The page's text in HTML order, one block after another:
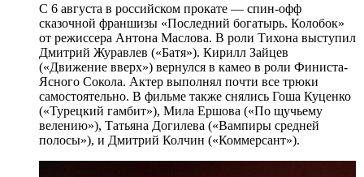
С 6 августа в российском прокате — спин-офф
сказочной франшизы «Последний богатырь. Колобок»
от режиссера Антона Маслова. В роли Тихона выступил
Дмитрий Журавлев («Батя»). Кирилл Зайцев
(«Движение вверх») вернулся в камео в роли Финиста-
Ясного Сокола. Актер выполнял почти все трюки
самостоятельно. В фильме также снялись Гоша Куценко
(«Турецкий гамбит»), Мила Ершова («По щучьему
велению»), Татьяна Догилева («Вампиры средней
полосы»), и Дмитрий Колчин («Коммерсант»).